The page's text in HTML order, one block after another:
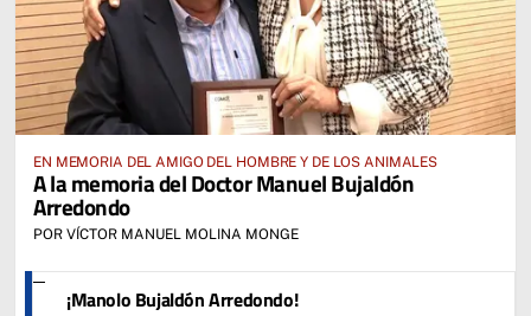
EN MEMORIA DEL AMIGO DEL HOMBRE Y DE LOS ANIMALES
A la memoria del Doctor Manuel Bujaldón
Arredondo
POR VÍCTOR MANUEL MOLINA MONGE
¡Manolo Bujaldón Arredondo!